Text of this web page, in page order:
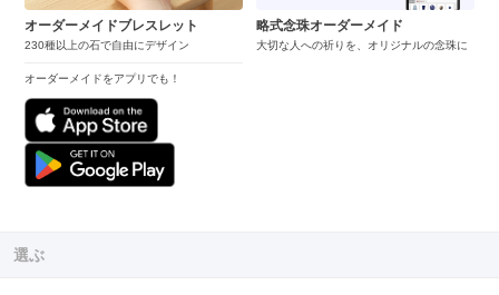
オーダーメイドブレスレット
230種以上の石で自由にデザイン
オーダーメイドをアプリでも！
略式念珠オーダーメイド
大切な人への祈りを、オリジナルの念珠に
選ぶ